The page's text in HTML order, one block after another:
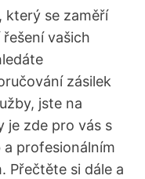
který se zaměří
vašich
zásilek
jste na
je zde pro vás s
profesionálním
Přečtěte si dále a